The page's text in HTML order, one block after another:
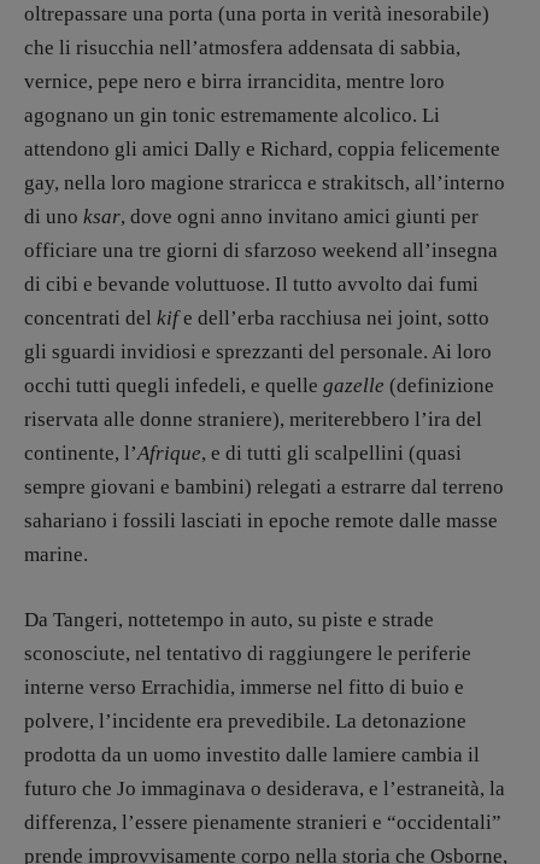
Stranimondi
Tornare a Ballard
Valerio Evangelisti
Vampirismi
Zong!
DIRETTRICE RESPONSABILE
REDAZIONE
Walter Catalano,Giuseppe Costigliola,
Anna da Re ,Roberto Derobertis,Elio
,Nicole
Spallina ,Roberto Sturm, Tania Tonin
CONTATTI
Coordinamento Primo Piano:
Elisabetta Michielin
[michielin.elisabetta@gmail.com]
Coordinamento News in breve:
[anna.dare.comunicazione@gmail.com]
Coordinamento Fumetti:
Fabio Malagnini
[fabio.malagnini@gmail.
oltrepassare una porta (una porta in verità inesorabile)
che li risucchia nell’atmosfera addensata di sabbia,
vernice, pepe nero e birra irrancidita, mentre loro
agognano un gin tonic estremamente alcolico. Li
attendono gli amici Dally e Richard, coppia felicemente
gay, nella loro magione straricca e strakitsch, all’interno
di uno ksar, dove ogni anno invitano amici giunti per
officiare una tre giorni di sfarzoso weekend all’insegna
di cibi e bevande voluttuose. Il tutto avvolto dai fumi
concentrati del kife dell’erba racchiusa nei joint, sotto
gli sguardi invidiosi e sprezzanti del personale. Ai loro
occhi tutti quegli infedeli, e quelle gazelle (definizione
riservata alle donne straniere), meriterebbero l’ira del
continente, l’Afrique, e di tutti gli scalpellini (quasi
sempre giovani e bambini) relegati a estrarre dal terreno
sahariano i fossili lasciati in epoche remote dalle masse
marine.
Da Tangeri, nottetempo in auto, su piste e strade
sconosciute, nel tentativo di raggiungere le periferie
interne verso Errachidia, immerse nel fitto di buio e
polvere, l’incidente era prevedibile. La detonazione
prodotta da un uomo investito dalle lamiere cambia il
futuro che Jo immaginava o desiderava, e l’estraneità, la
differenza, l’essere pienamente stranieri e “occidentali”
prende improvvisamente corpo nella storia che Osborne,